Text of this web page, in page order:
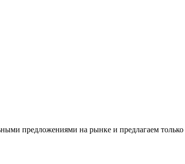
предложениями на рынке и предлагаем только